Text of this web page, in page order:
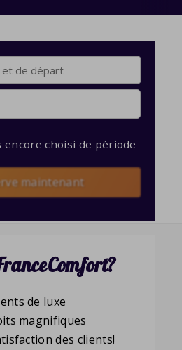
encore choisi de période
maintenant
de luxe
magnifiques
des clients!